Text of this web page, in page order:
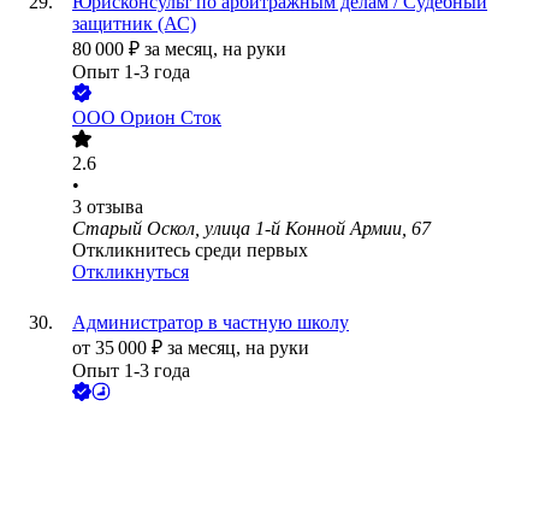
защитник (АС)
80 000 ₽ за месяц, на руки
Опыт 1-3 года
ООО Орион Сток
2.6
•
3 отзыва
Старый Оскол, улица 1-й Конной Армии, 67
Откликнитесь среди первых
Откликнуться
Администратор в частную школу
от 35 000 ₽ за месяц, на руки
Опыт 1-3 года